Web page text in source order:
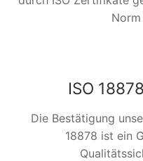
ISO
Die Bestätigung
18878 ist ein